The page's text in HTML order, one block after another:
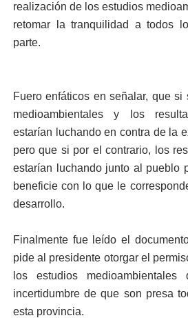
realización de los estudios
retomar la tranquilidad a todos
parte.
Fuero enfáticos en señalar, que
medioambientales y los
estarían luchando en contra de la
pero que si por el contrario, los
estarían luchando junto al pueblo
beneficie con lo que le
desarrollo.
Finalmente fue leído el
pide al presidente otorgar el
los estudios
incertidumbre de que son presa
esta provincia.